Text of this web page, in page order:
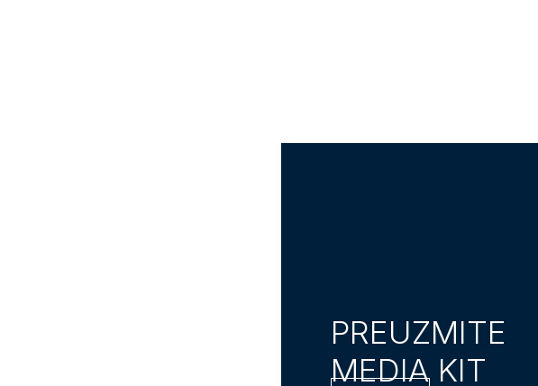
PREUZMITE
MEDIA KIT